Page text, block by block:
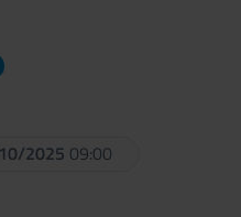
2025 09:00